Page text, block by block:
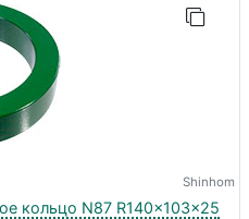
Shinhom
кольцо N87 R140x103x25